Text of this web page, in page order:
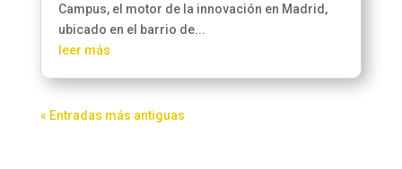
Campus, el motor de la innovación en Madrid,
ubicado en el barrio de...
leer más
« Entradas más antiguas